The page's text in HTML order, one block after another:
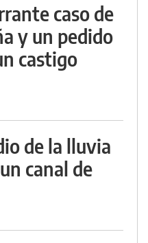
caso de
y un pedido
castigo
de la lluvia
canal de